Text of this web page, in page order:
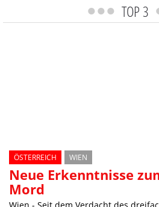
TOP 3
ÖSTERREICH WIEN
Neue Erkenntnisse
Mord
Wien - Seit dem Verdacht des